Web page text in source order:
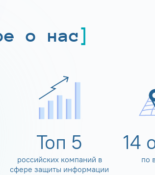
о нас
Топ 5
российских компаний в
сфере защиты информации
14
по